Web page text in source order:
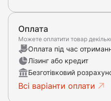
Оплата
Можете оплатити товар
Оплата під час
Лізинг або кредит
Безготівковий
Всі варіанти оплати